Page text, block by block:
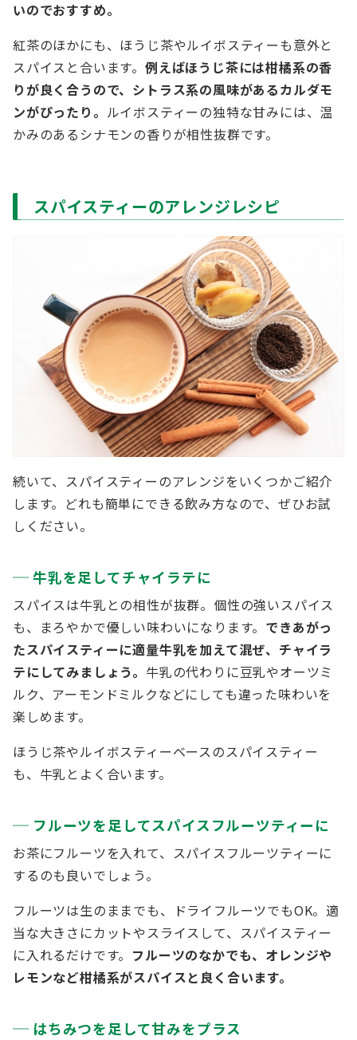
いのでおすすめ。
紅茶のほかにも、ほうじ茶やルイボスティーも意外と
スパイスと合います。 例えばほうじ茶には柑橘系の香
りが良く合うので、シトラス系の風味があるカルダモ
ンがぴったり。 ルイボスティーの独特な甘みには、温
かみのあるシナモンの香りが相性抜群です。
スパイスティーのアレンジレシピ
続いて、スパイスティーのアレンジをいくつかご紹介
します。どれも簡単にできる飲み方なので、ぜひお試
しください。
牛乳を足してチャイラテに
スパイスは牛乳との相性が抜群。個性の強いスパイス
も、まろやかで優しい味わいになります。 できあがっ
たスパイスティーに適量牛乳を加えて混ぜ、チャイラ
テにしてみましょう。 牛乳の代わりに豆乳やオーツミ
ルク、アーモンドミルクなどにしても違った味わいを
楽しめます。
ほうじ茶やルイボスティーベースのスパイスティー
も、牛乳とよく合います。
フルーツを足してスパイスフルーツティーに
お茶にフルーツを入れて、スパイスフルーツティーに
するのも良いでしょう。
フルーツは生のままでも、ドライフルーツでもOK。適
当な大きさにカットやスライスして、スパイスティー
に入れるだけです。 フルーツのなかでも、オレンジや
レモンなど柑橘系がスパイスと良く合います。
はちみつを足して甘みをプラス